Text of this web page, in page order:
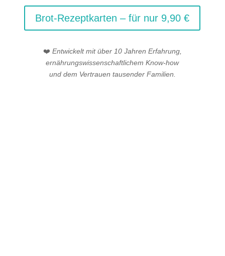
Brot-Rezeptkarten – für nur 9,90 €
❤️ Entwickelt mit über 10 Jahren Erfahrung,
ernährungswissenschaftlichem Know-how
und dem Vertrauen tausender Familien.